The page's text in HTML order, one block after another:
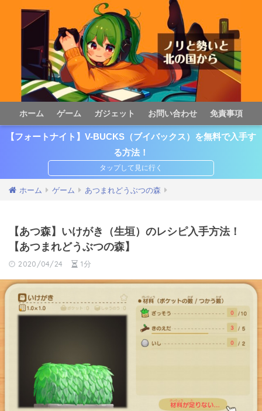
ホーム ゲーム ガジェット お問い合わせ 免責事項
【フォートナイト】V-BUCKS（ブイバックス）を無料で入手す
る方法！
ホーム ゲーム あつまれどうぶつの森
【あつ森】いけがき（生垣）のレシピ入手方法！
【あつまれどうぶつの森】
2020/04/24 1分